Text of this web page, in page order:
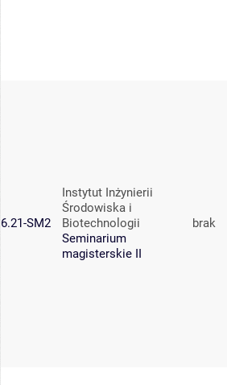
6.21-SM2
Instytut Inżynierii
Środowiska i
Biotechnologii
Seminarium
magisterskie II
brak